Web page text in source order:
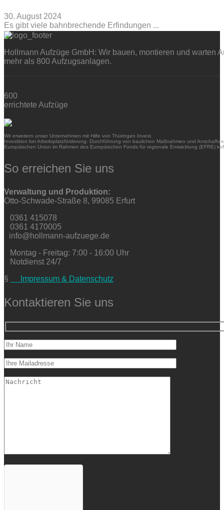
30. August 2024
Es gibt viele bahnbrechende Erfindungen ...
Hollmann Aufzüge GmbH: Wir bauen, montieren und warten
mehr als 800 Aufzugsanlagen.
600
errichtete Aufzüge
Wir erweitern unser Unternehmen mit Hilfe von Thüringen Invest.
Investition bei Arbeitsplatzförderung. Durchführung von baulichen Maßnahmen und
Europäischen Union im Rahmen des Europäischen Fonds für regionale Entwicklung (EFRE)
So erreichen Sie uns
Verwaltung und Produktion:
Otto-Schwade-Straße 8, 99085 Erfurt
0361 415078
0361 4170005
info@hollmann-aufzuege.de
Montag - Freitag: 7:00 - 16:00 Uhr
Notdienst 24/7
§
Impressum & Datenschutz
Kontaktieren Sie uns